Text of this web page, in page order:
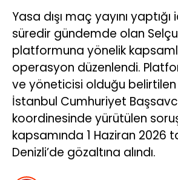
Yasa dışı maç yayını
süredir gündemde olan
platformuna yönelik
operasyon düzenlendi.
ve yöneticisi olduğu belirtilen
İstanbul Cumhuriyet
koordinesinde yürütülen
kapsamında 1 Haziran 2026
Denizli’de gözaltına alındı.